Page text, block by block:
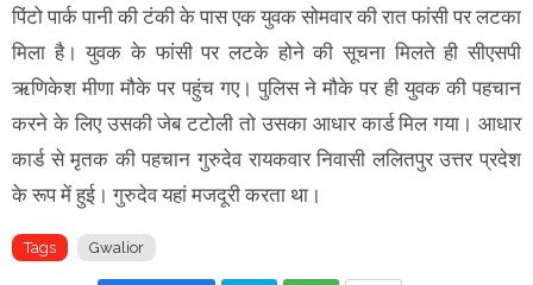
पिंटो पार्क पानी की टंकी के पास एक युवक सोमवार की रात फांसी पर लटका
मिला है। युवक के फांसी पर लटके होने की सूचना मिलते ही सीएसपी
ऋणिकेश मीणा मौके पर पहुंच गए। पुलिस ने मौके पर ही युवक की पहचान
करने के लिए उसकी जेब टटोली तो उसका आधार कार्ड मिल गया। आधार
कार्ड से मृतक की पहचान गुरुदेव रायकवार निवासी ललितपुर उत्तर प्रदेश
के रूप में हुई। गुरुदेव यहां मजदूरी करता था।
Tags Gwalior